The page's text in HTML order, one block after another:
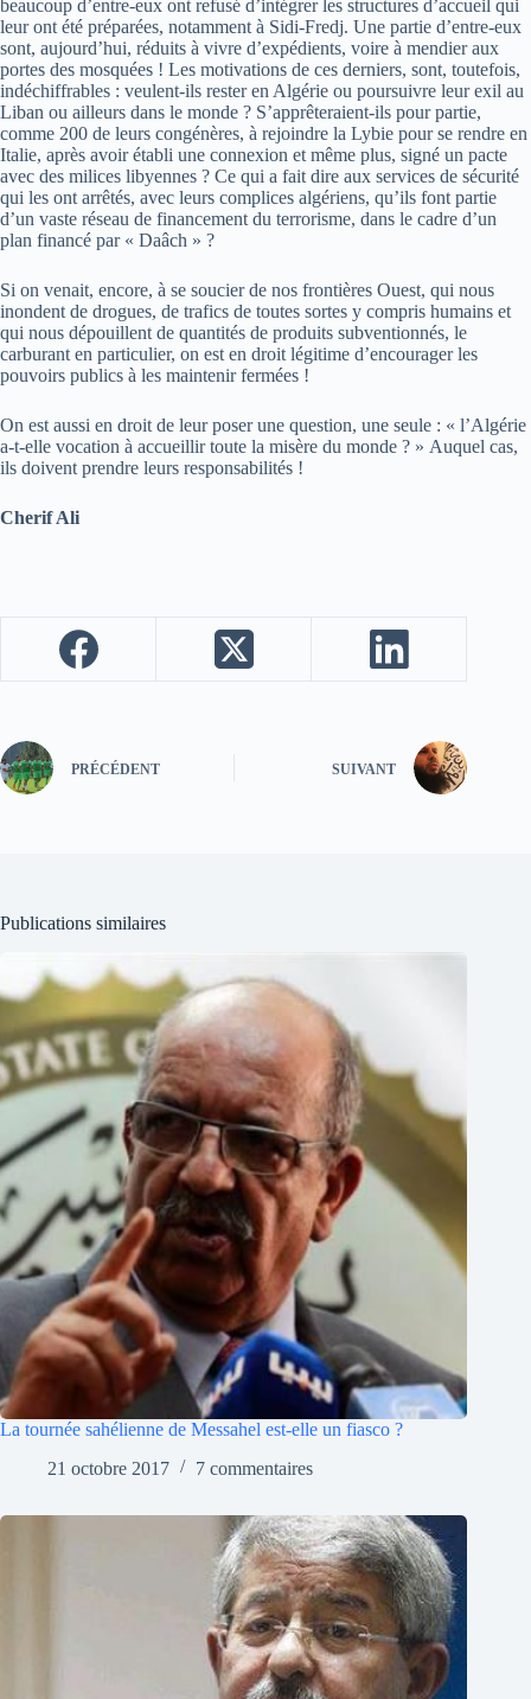
beaucoup d’entre-eux ont refusé d’intégrer les structures d’accueil qui
leur ont été préparées, notamment à Sidi-Fredj. Une partie d’entre-eux
sont, aujourd’hui, réduits à vivre d’expédients, voire à mendier aux
portes des mosquées ! Les motivations de ces derniers, sont, toutefois,
indéchiffrables : veulent-ils rester en Algérie ou poursuivre leur exil au
Liban ou ailleurs dans le monde ? S’apprêteraient-ils pour partie,
comme 200 de leurs congénères, à rejoindre la Lybie pour se rendre en
Italie, après avoir établi une connexion et même plus, signé un pacte
avec des milices libyennes ? Ce qui a fait dire aux services de sécurité
qui les ont arrêtés, avec leurs complices algériens, qu’ils font partie
d’un vaste réseau de financement du terrorisme, dans le cadre d’un
plan financé par « Daâch » ?
Si on venait, encore, à se soucier de nos frontières Ouest, qui nous
inondent de drogues, de trafics de toutes sortes y compris humains et
qui nous dépouillent de quantités de produits subventionnés, le
carburant en particulier, on est en droit légitime d’encourager les
pouvoirs publics à les maintenir fermées !
On est aussi en droit de leur poser une question, une seule : « l’Algérie
a-t-elle vocation à accueillir toute la misère du monde ? » Auquel cas,
ils doivent prendre leurs responsabilités !
Cherif Ali
PRÉCÉDENT SUIVANT
Publications similaires
La tournée sahélienne de Messahel est-elle un fiasco ?
21 octobre 2017
7 commentaires